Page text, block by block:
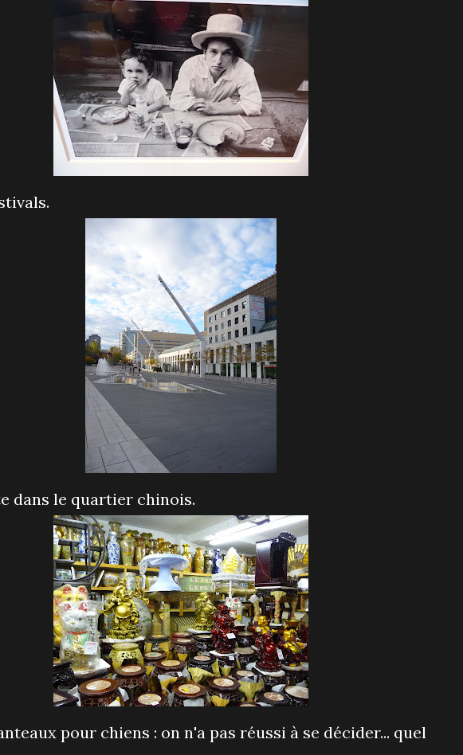
dans le quartier chinois.
pour chiens : on n'a pas réussi à se décider... quel